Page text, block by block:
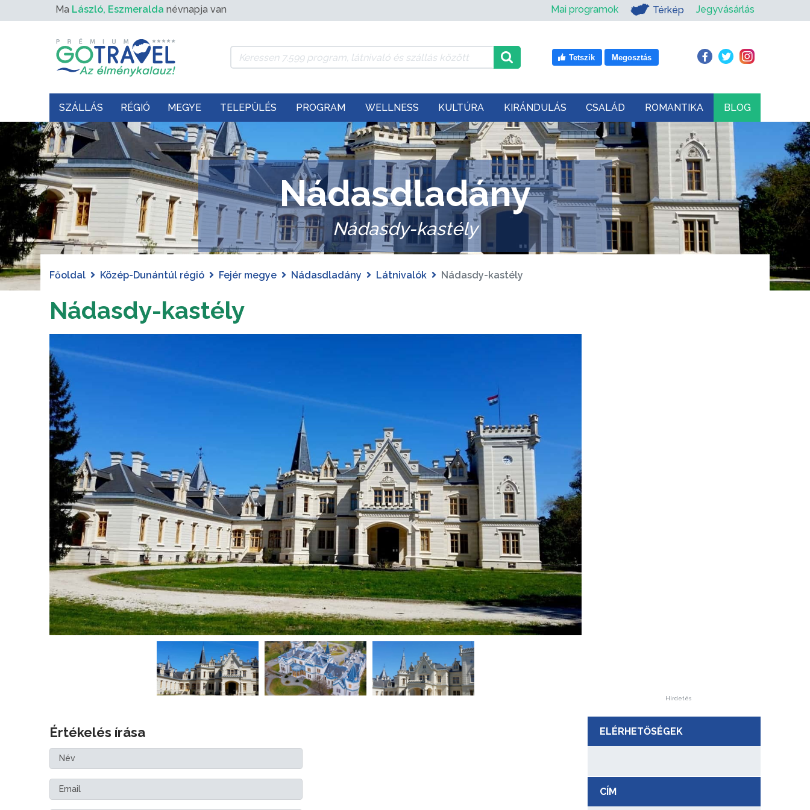
Ma László, Eszmeralda névnapja van Mai programok Térkép Jegyvásárlás
Tetszik Megosztás
SZÁLLÁS RÉGIÓ MEGYE TELEPÜLÉS PROGRAM WELLNESS KULTÚRA KIRÁNDULÁS CSALÁD ROMANTIKA BLOG
Nádasdladány
Nádasdy-kastély
Főoldal Közép-Dunántúl régió Fejér megye Nádasdladány Látnivalók Nádasdy-kastély
Nádasdy-kastély
Értékelés írása
Hirdetés
ELÉRHETŐSÉGEK
CÍM